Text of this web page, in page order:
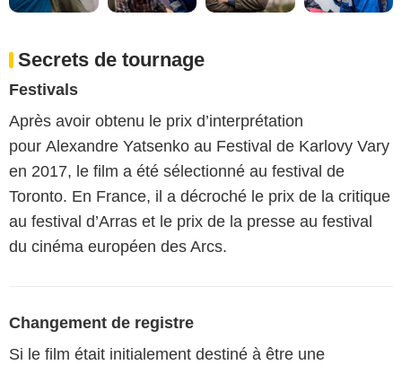
Secrets de tournage
Festivals
Après avoir obtenu le prix d’interprétation
pour Alexandre Yatsenko au Festival de Karlovy Vary
en 2017, le film a été sélectionné au festival de
Toronto. En France, il a décroché le prix de la critique
au festival d’Arras et le prix de la presse au festival
du cinéma européen des Arcs.
Changement de registre
Si le film était initialement destiné à être une